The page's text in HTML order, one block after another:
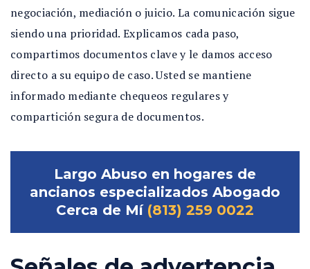
negociación, mediación o juicio. La comunicación sigue
siendo una prioridad. Explicamos cada paso,
compartimos documentos clave y le damos acceso
directo a su equipo de caso. Usted se mantiene
informado mediante chequeos regulares y
compartición segura de documentos.
Largo Abuso en hogares de
ancianos especializados Abogado
Cerca de Mí (813) 259 0022